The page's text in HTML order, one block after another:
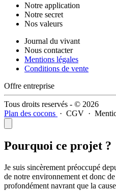
Notre application
Notre secret
Nos valeurs
Journal du vivant
Nous contacter
Mentions légales
Conditions de vente
Offre entreprise
Tous droits reservés - © 2026
Plan des cocons · CGV ·
Pourquoi ce projet ?
Je suis sincèrement préoccupé
de notre environnement et donc
profondément navrant que la